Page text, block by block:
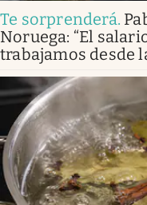
Te sorprenderá.
Noruega: “El
trabajamos desde